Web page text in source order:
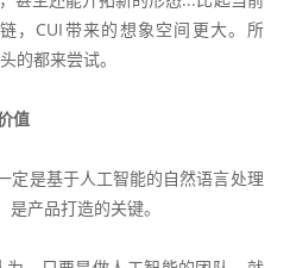
，CUI带来的想象空间更大。所
的都来尝试。
值
定是基于人工智能的自然语言处理
产品打造的关键。